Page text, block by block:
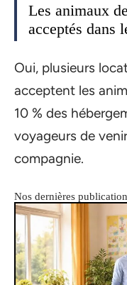
Les animaux
acceptés dans
Oui, plusieurs
acceptent les
10 % des
voyageurs de
compagnie.
Nos dernières